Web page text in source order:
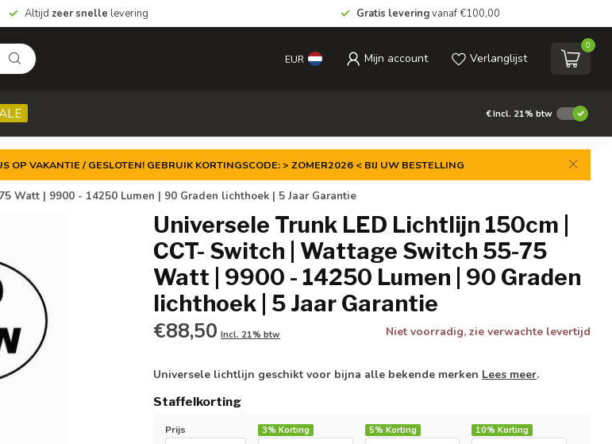
Altijd zeer snelle levering Gratis leveringvanaf €100,00
EUR Mijn account Verlanglijst
0
€Incl. 21% btw
VAKANTIE / GESLOTEN! GEBRUIK KORTINGSCODE: > ZOMER2026 < BIJ UW BESTELLING
Watt | 9900 - 14250 Lumen | 90 Graden lichthoek | 5 Jaar Garantie
Universele Trunk LED Lichtlijn 150cm |
CCT- Switch | Wattage Switch 55-75
Watt | 9900 - 14250 Lumen | 90 Graden
lichthoek | 5 Jaar Garantie
€88,50 Incl. 21% btw Niet voorradig, zie verwachte levertijd
Universele lichtlijn geschikt voor bijna alle bekende merken Lees meer.
Staffelkorting
Prijs 3% Korting 5% Korting 10% Korting